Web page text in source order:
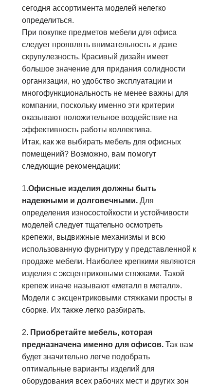
сегодня ассортимента моделей нелегко
определиться.
При покупке предметов мебели для офиса
следует проявлять внимательность и даже
скрупулезность. Красивый дизайн имеет
большое значение для придания солидности
организации, но удобство эксплуатации и
многофункциональность не менее важны для
компании, поскольку именно эти критерии
оказывают положительное воздействие на
эффективность работы коллектива.
Итак, как же выбирать мебель для офисных
помещений? Возможно, вам помогут
следующие рекомендации:
1.Офисные изделия должны быть
надежными и долговечными. Для
определения износостойкости и устойчивости
моделей следует тщательно осмотреть
крепежи, выдвижные механизмы и всю
использованную фурнитуру у представленной к
продаже мебели. Наиболее крепкими являются
изделия с эксцентриковыми стяжками. Такой
крепеж иначе называют «металл в металл».
Модели с эксцентриковыми стяжками просты в
сборке. Их также легко разбирать.
2. Приобретайте мебель, которая
предназначена именно для офисов. Так вам
будет значительно легче подобрать
оптимальные варианты изделий для
оборудования всех рабочих мест и других зон